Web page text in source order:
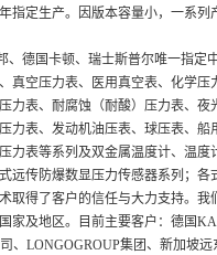
指定生产。因版本容量小，一系列
德国卡顿、瑞士斯普尔唯一指定
真空压力表、医用真空表、化学
力表、耐腐蚀（耐酸）压力表、
力表、发动机油压表、球压表、
力表等系列及双金属温度计、温
远传防爆数显压力传感器系列；
取得了客户的信任与大力支持。
家及地区。目前主要客户：德国
、LONGOGROUP集团、新加坡